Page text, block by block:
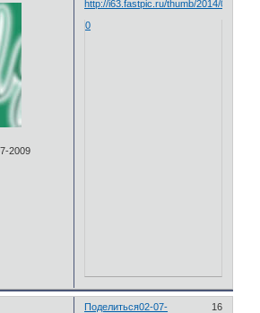
2009
0
Поделиться 16
02-07-